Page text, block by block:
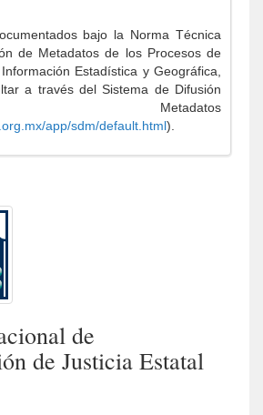
bajo la Norma Técnica
de Metadatos de los Procesos de
Estadística y Geográfica,
a través del Sistema de Difusión
app/sdm/default.html).
de
de Justicia Estatal